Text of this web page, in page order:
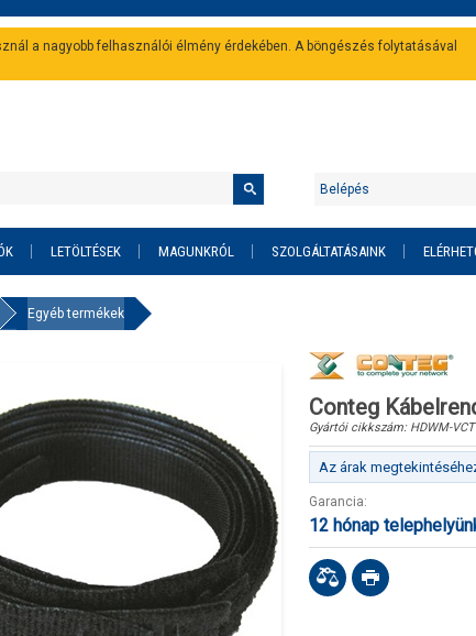
a nagyobb felhasználói élmény érdekében. A böngészés folytatásával
Belépés
LETÖLTÉSEK MAGUNKRÓL SZOLGÁLTATÁSAINK
Egyéb termékek
Conteg
Gyártói cikkszám: HDWM-VCT
Az árak
Garancia:
12 hónap